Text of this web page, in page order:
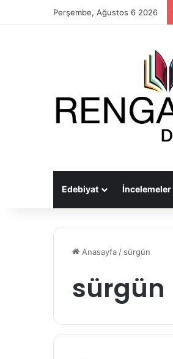
Perşembe, Ağustos 6 2026
Edebiyat İncelemeler
Anasayfa / sürgün
sürgün